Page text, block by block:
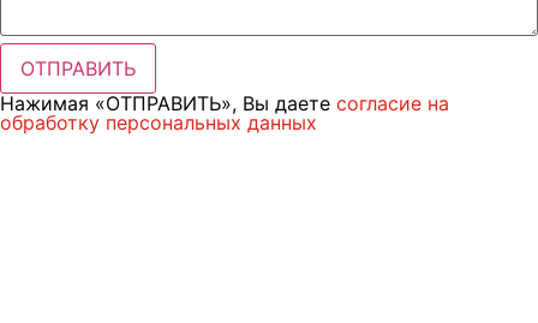
ОТПРАВИТЬ
Нажимая «ОТПРАВИТЬ», Вы даете согласие на
обработку персональных данных